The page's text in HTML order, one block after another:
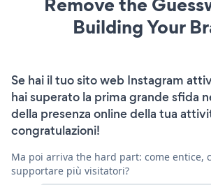
Building Your
Se hai il tuo sito web Instagram
hai superato la prima grande sfida
della presenza online della tua
congratulazioni!
Ma poi arriva the hard part: come entice,
supportare più visitatori?